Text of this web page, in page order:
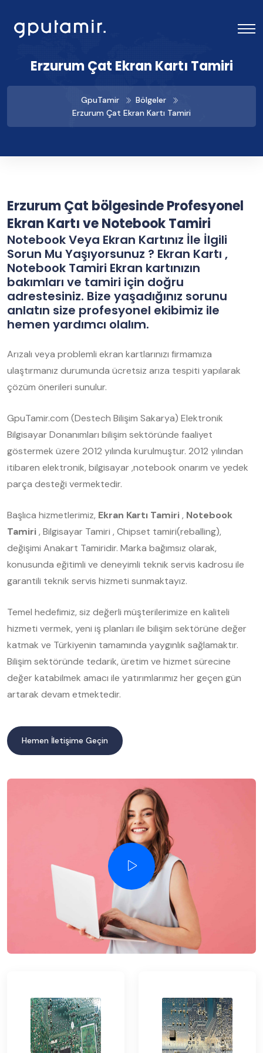
Erzurum Çat Ekran Kartı Tamiri
GpuTamir
Bölgeler
Erzurum Çat Ekran Kartı Tamiri
Erzurum Çat bölgesinde Profesyonel
Ekran Kartı ve Notebook Tamiri
Notebook Veya Ekran Kartınız İle İlgili
Sorun Mu Yaşıyorsunuz ? Ekran Kartı ,
Notebook Tamiri Ekran kartınızın
bakımları ve tamiri için doğru
adrestesiniz. Bize yaşadığınız sorunu
anlatın size profesyonel ekibimiz ile
hemen yardımcı olalım.
Arızalı veya problemli ekran kartlarınızı firmamıza
ulaştırmanız durumunda ücretsiz arıza tespiti yapılarak
çözüm önerileri sunulur.
GpuTamir.com (Destech Bilişim Sakarya) Elektronik
Bilgisayar Donanımları bilişim sektöründe faaliyet
göstermek üzere 2012 yılında kurulmuştur. 2012 yılından
itibaren elektronik, bilgisayar ,notebook onarım ve yedek
parça desteği vermektedir.
Başlıca hizmetlerimiz, Ekran Kartı Tamiri, Notebook
Tamiri, Bilgisayar Tamiri , Chipset tamiri(reballing),
değişimi Anakart Tamiridir. Marka bağımsız olarak,
konusunda eğitimli ve deneyimli teknik servis kadrosu ile
garantili teknik servis hizmeti sunmaktayız.
Temel hedefimiz, siz değerli müşterilerimize en kaliteli
hizmeti vermek, yeni iş planları ile bilişim sektörüne değer
katmak ve Türkiyenin tamamında yaygınlık sağlamaktır.
Bilişim sektöründe tedarik, üretim ve hizmet sürecine
değer katabilmek amacı ile yatırımlarımız her geçen gün
artarak devam etmektedir.
Hemen İletişime Geçin